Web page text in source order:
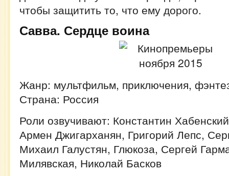
чтобы защитить то, что ему дорого.
Савва. Сердце воина
Жанр: мультфильм, приключения,
Страна: Россия
Роли озвучивают: Константин
Армен Джигарханян, Григорий Лепс,
Михаил Галустян, Глюкоза, Сергей
Милявская, Николай Басков